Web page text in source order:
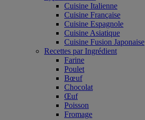
Cuisine Italienne
Cuisine Française
Cuisine Espagnole
Cuisine Asiatique
Cuisine Fusion Japonaise
Recettes par Ingrédient
Farine
Poulet
Bœuf
Chocolat
Œuf
Poisson
Fromage